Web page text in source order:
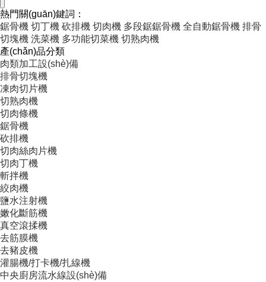
熱門關(guān)鍵詞：
鋸骨機 切丁機 砍排機 切肉機 多段鋸鋸骨機 全自動鋸骨機 排骨
切塊機 洗菜機 多功能切菜機 切熟肉機
產(chǎn)品分類
肉類加工設(shè)備
排骨切塊機
凍肉切片機
切熟肉機
切肉條機
鋸骨機
砍排機
切肉絲肉片機
切肉丁機
斬拌機
絞肉機
鹽水注射機
嫩化斷筋機
真空滾揉機
去筋膜機
去豬皮機
灌腸機/打卡機/扎線機
中央廚房流水線設(shè)備